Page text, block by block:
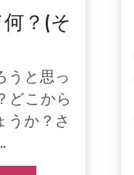
？(そ
うと思っ
どこから
うか？さ